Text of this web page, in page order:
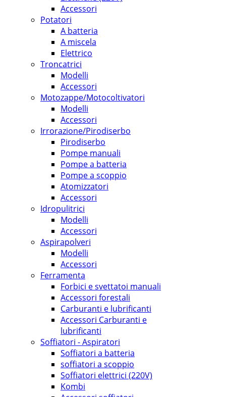
Accessori
Potatori
A batteria
A miscela
Elettrico
Troncatrici
Modelli
Accessori
Motozappe/Motocoltivatori
Modelli
Accessori
Irrorazione/Pirodiserbo
Pirodiserbo
Pompe manuali
Pompe a batteria
Pompe a scoppio
Atomizzatori
Accessori
Idropulitrici
Modelli
Accessori
Aspirapolveri
Modelli
Accessori
Ferramenta
Forbici e svettatoi manuali
Accessori forestali
Carburanti e lubrificanti
Accessori Carburanti e
lubrificanti
Soffiatori - Aspiratori
Soffiatori a batteria
soffiatori a scoppio
Soffiatori elettrici (220V)
Kombi